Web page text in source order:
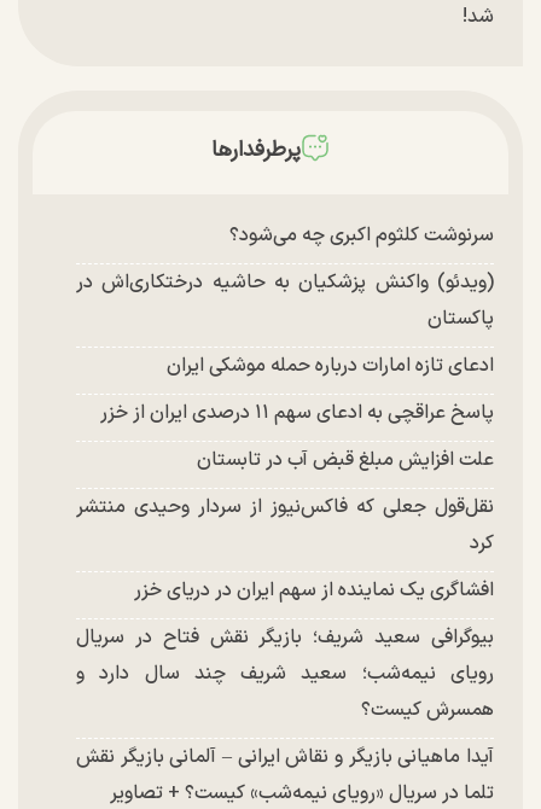
شد!
توافق با آمریکا در انتظار تایید نهایی شعام؟
شد
پرطرفدارها
سرنوشت کلثوم اکبری چه می‌شود؟
(ویدئو) واکنش پزشکیان به حاشیه درختکاری‌اش در
پاکستان
ادعای تازه امارات درباره حمله موشکی ایران
پاسخ عراقچی به ادعای سهم ۱۱ درصدی ایران از خزر
علت افزایش مبلغ قبض آب در تابستان
نقل‌قول جعلی که فاکس‌نیوز از سردار وحیدی منتشر
کرد
افشاگری یک نماینده از سهم ایران در دریای خزر
بیوگرافی سعید شریف؛ بازیگر نقش فتاح در سریال
رویای نیمه‌شب؛ سعید شریف چند سال دارد و
همسرش کیست؟
آیدا ماهیانی بازیگر و نقاش ایرانی – آلمانی بازیگر نقش
تلما در سریال «رویای نیمه‌شب» کیست؟ + تصاویر